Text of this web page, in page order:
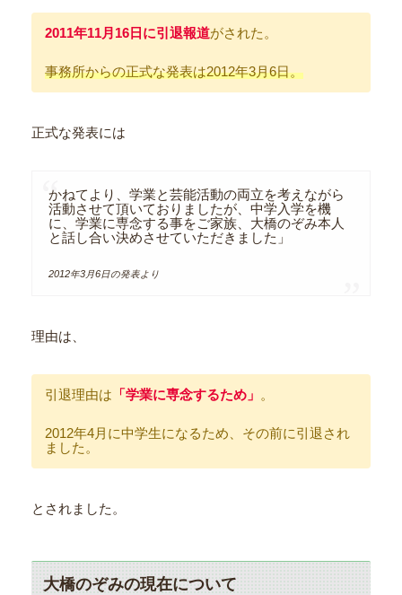
2011年11月16日 に引退報道がされた。
事務所からの正式な発表は2012年3月6日。
正式な発表には
かねてより、学業と芸能活動の両立を考えながら
活動させて頂いておりましたが、中学入学を機
に、学業に専念する事をご家族、大橋のぞみ本人
と話し合い決めさせていただきました」
2012年3月6日の発表より
理由は、
引退理由は 「学業に専念するため」 。
2012年4月に中学生になるため、その前に引退され
ました。
とされました。
大橋のぞみの現在について